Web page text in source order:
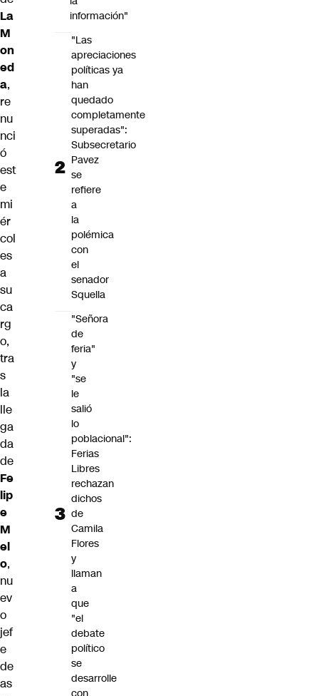
La
M
on
ed
a,
re
nu
nci
ó
est
e
mi
ér
col
es
a
su
ca
rg
o,
tra
s
la
lle
ga
da
de
Fe
lip
e
M
el
o,
nu
ev
o
jef
e
de
as
información"
"Las
apreciaciones
políticas ya
han
quedado
completamente
superadas":
Subsecretario
Pavez
se
refiere
a
la
polémica
con
el
senador
Squella
"Señora
de
feria"
y
"se
le
salió
lo
poblacional":
Ferias
Libres
rechazan
dichos
de
Camila
Flores
y
llaman
a
que
"el
debate
político
se
desarrolle
con